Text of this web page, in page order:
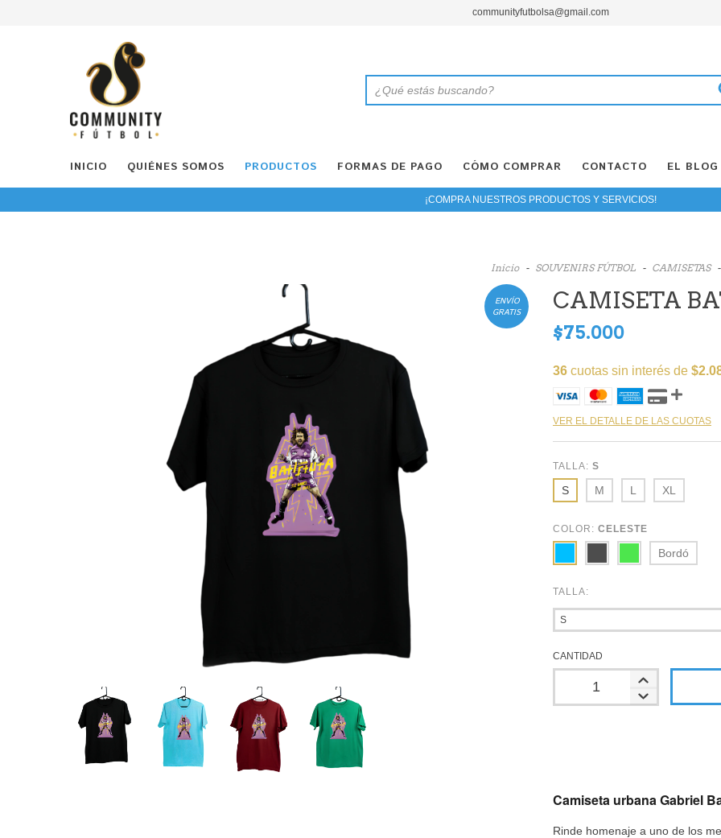
communityfutbolsa@gmail.com
INICIO QUIÉNES SOMOS PRODUCTOS FORMAS DE PAGO CÓMO COMPRAR CONTACTO EL
¡COMPRA NUESTROS PRODUCTOS Y SERVICIOS!
Inicio - SOUVENIRS FÚTBOL - CAMISETAS -
ENVÍO
GRATIS
CAMISETA
$75.000
36 cuotas sin interés de
VER EL DETALLE DE LAS CUOTAS
TALLA: S
S M L XL
COLOR: CELESTE
Bordó
TALLA:
CANTIDAD
Camiseta urbana Gabriel
Rinde homenaje a uno de los